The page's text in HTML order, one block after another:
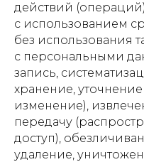
действий
с использованием
без использования
с персональными
запись,
хранение,
изменение),
передачу
доступ),
удаление,